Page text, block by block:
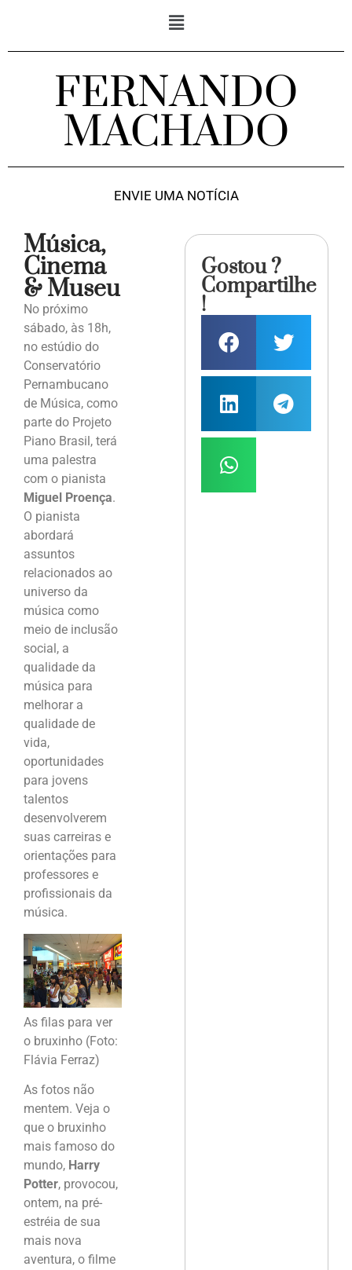
FERNANDO
MACHADO
ENVIE UMA NOTÍCIA
Música,
Cinema
& Museu
No próximo
sábado, às 18h,
no estúdio do
Conservatório
Pernambucano
de Música, como
parte do Projeto
Piano Brasil, terá
uma palestra
com o pianista
Miguel Proença.
O pianista
abordará
assuntos
relacionados ao
universo da
música como
meio de inclusão
social, a
qualidade da
música para
melhorar a
qualidade de
vida,
oportunidades
para jovens
talentos
desenvolverem
suas carreiras e
orientações para
professores e
profissionais da
música.
As filas para ver
o bruxinho (Foto:
Flávia Ferraz)
As fotos não
mentem. Veja o
que o bruxinho
mais famoso do
mundo, Harry
Potter, provocou,
ontem, na pré-
estréia de sua
mais nova
aventura, o filme
Gostou ?
Compartilhe
!